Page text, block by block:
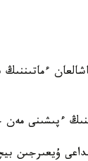
ءپىشىنى مەن
ۇيعىرجىن